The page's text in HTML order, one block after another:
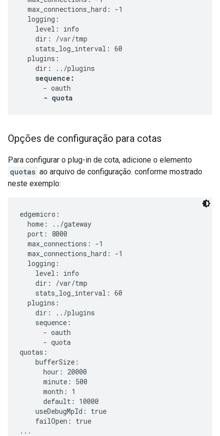
max_connections_hard : -1
logging :
level :
info
dir : /var/tmp
stats_log_interval : 60
plugins :
dir : ../plugins
sequence :
- oauth
- quota
Opções de configuração para cotas
Para configurar o plug-in de cota, adicione o elemento
quotas ao arquivo de configuração. conforme mostrado
neste exemplo:
edgemicro:
  home: ../gateway
  port: 8000
  max_connections: -1
  max_connections_hard: -1
  logging:
    level: info
    dir: /var/tmp
    stats_log_interval: 60
  plugins:
    dir: ../plugins
    sequence:
      - oauth
      - quota
quotas:
    bufferSize:
      hour: 20000
      minute: 500
      month: 1
      default: 10000
    useDebugMpId: true
    failOpen: true
...